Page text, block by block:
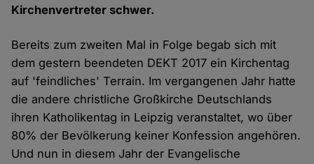
Kirchenvertreter schwer.
Bereits zum zweiten Mal in Folge begab sich mit
dem gestern beendeten DEKT 2017 ein Kirchentag
auf 'feindliches' Terrain. Im vergangenen Jahr hatte
die andere christliche Großkirche Deutschlands
ihren Katholikentag in Leipzig veranstaltet, wo über
80% der Bevölkerung keiner Konfession angehören.
Und nun in diesem Jahr der Evangelische